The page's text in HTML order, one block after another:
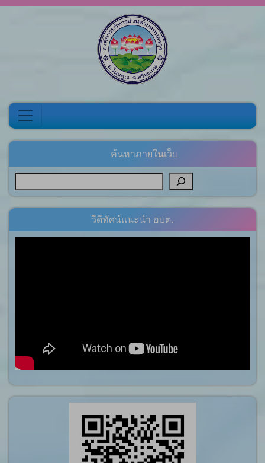
ค้นหาภายในเว็บ
วีดีทัศน์แนะนำ อบต.